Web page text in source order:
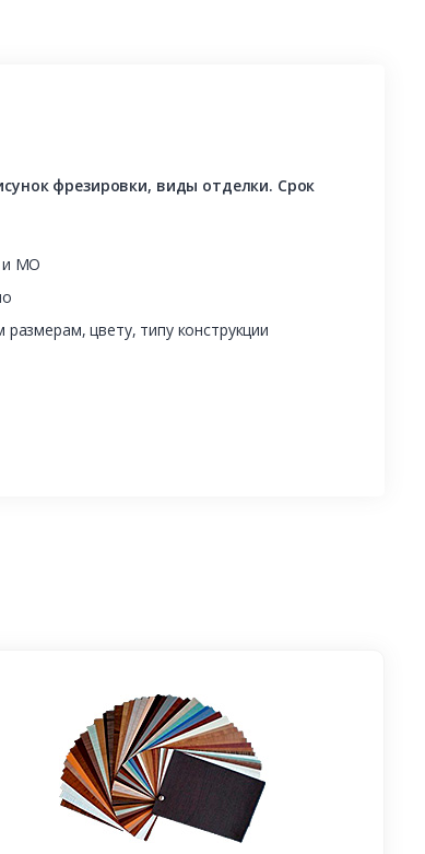
фрезировки, виды отделки. Срок
и МО
цвету, типу конструкции